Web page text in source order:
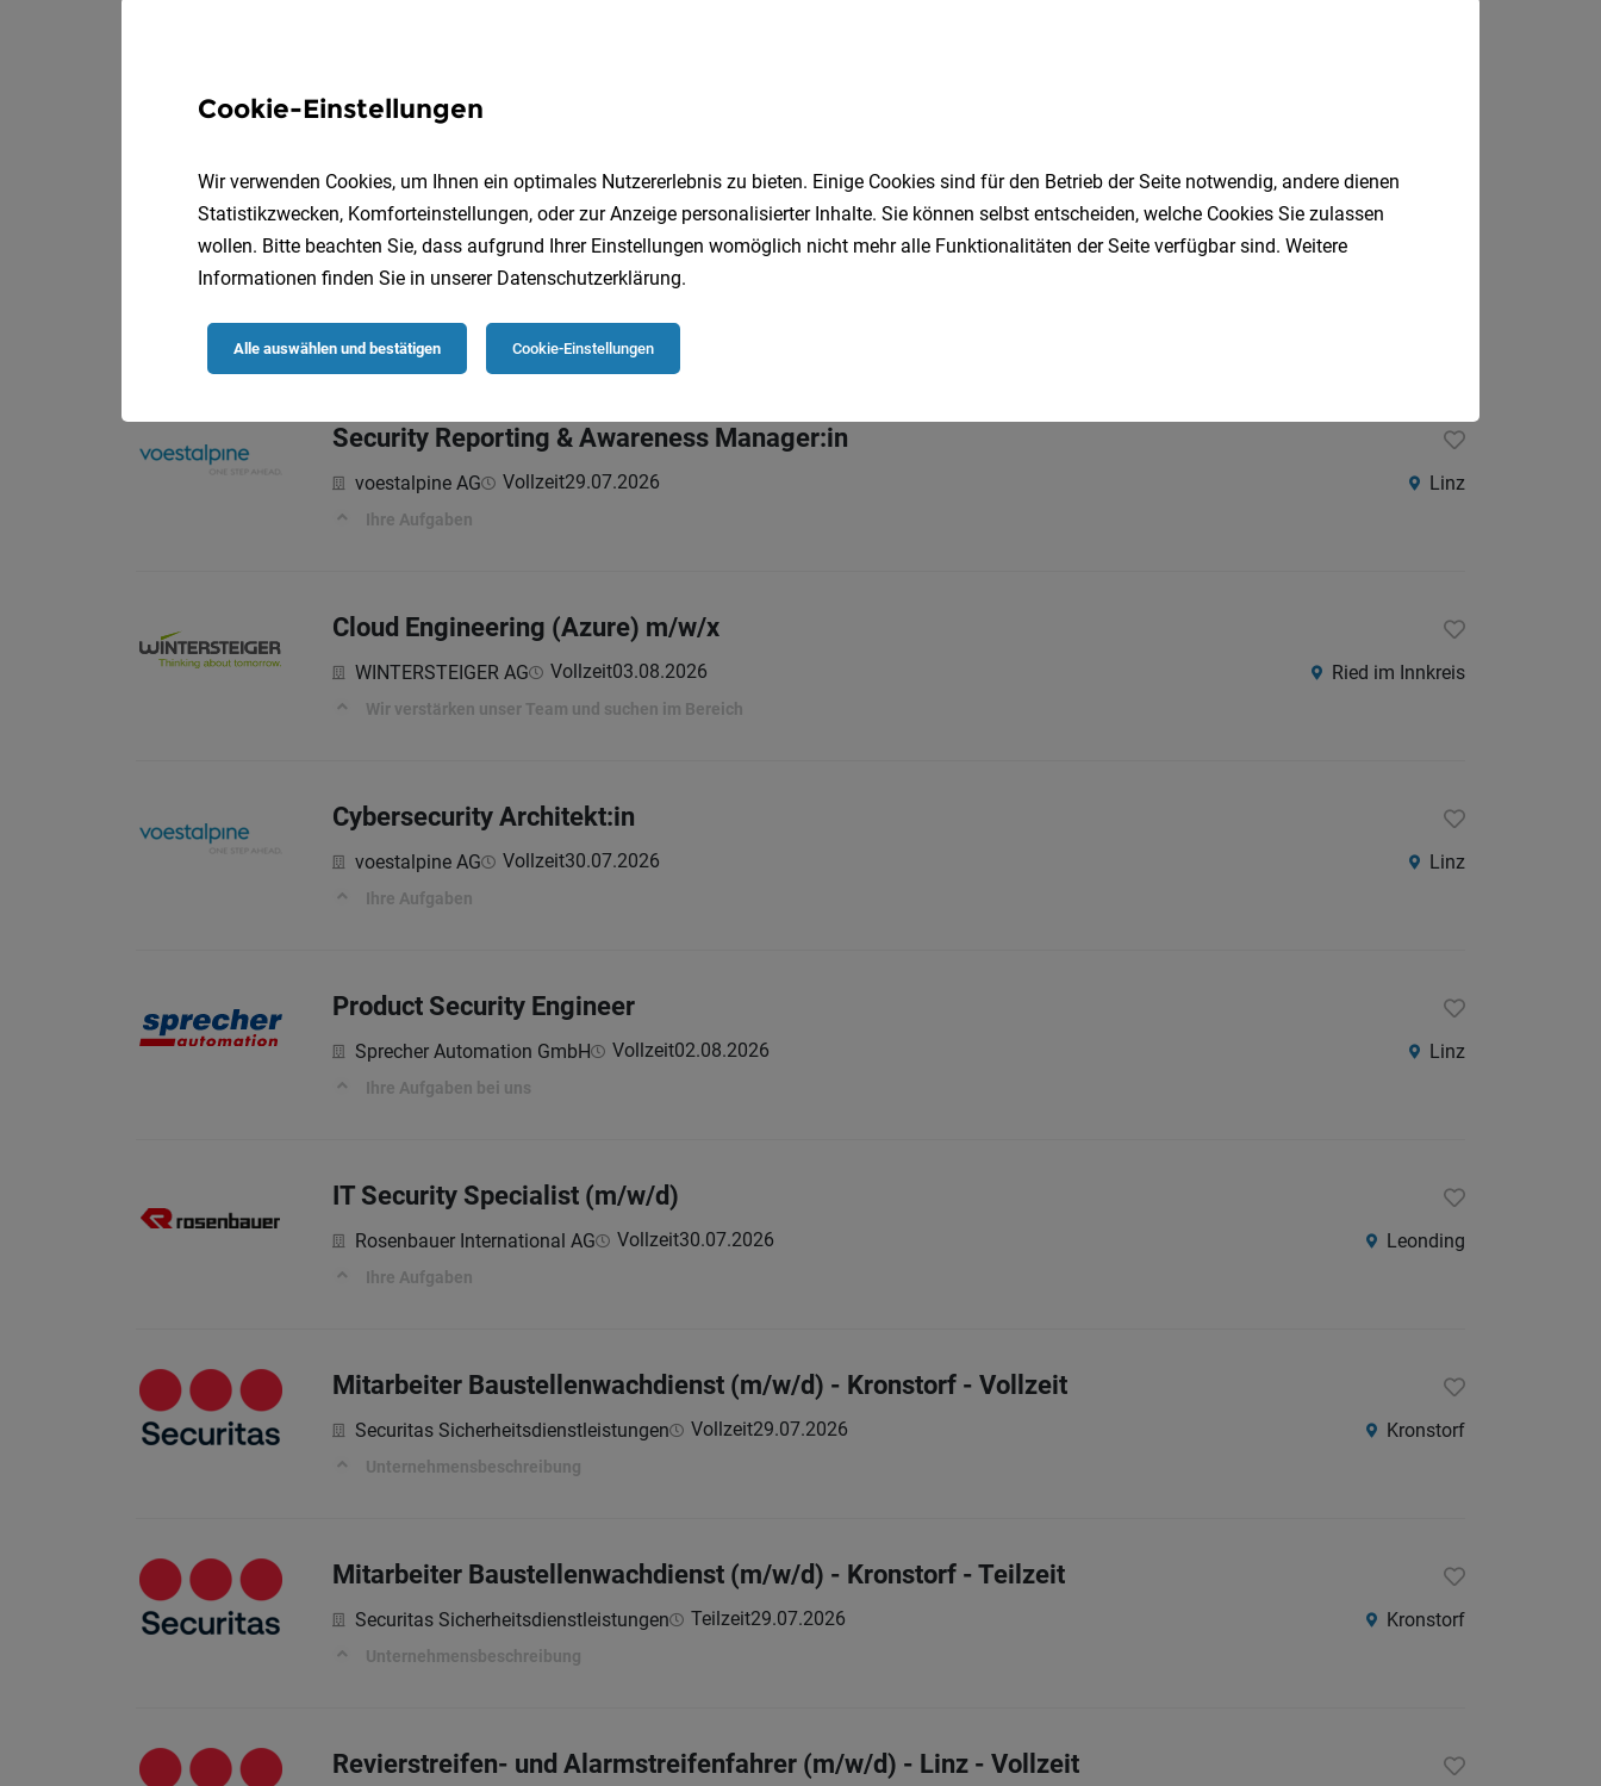
Securitas Sicherheitsdienstleistungen
Informationssicherheitsbeauftragte:n im Bereich Leittechnik (ALL GENDERS)
Vollzeit | Teilzeit
Security Reporting & Awareness Manager:in
voestalpine AG Vollzeit29.07.2026 Linz
Ihre Aufgaben
Cloud Engineering (Azure) m/w/x
WINTERSTEIGER AG Vollzeit03.08.2026 Ried im Innkreis
Wir verstärken unser Team und suchen im Bereich
Cybersecurity Architekt:in
voestalpine AG Vollzeit30.07.2026 Linz
Ihre Aufgaben
Product Security Engineer
Sprecher Automation GmbH Vollzeit02.08.2026 Linz
Ihre Aufgaben bei uns
IT Security Specialist (m/w/d)
Rosenbauer International AG Vollzeit30.07.2026 Leonding
Ihre Aufgaben
Mitarbeiter Baustellenwachdienst (m/w/d) - Kronstorf - Vollzeit
Securitas Sicherheitsdienstleistungen Vollzeit29.07.2026 Kronstorf
Unternehmensbeschreibung
Mitarbeiter Baustellenwachdienst (m/w/d) - Kronstorf - Teilzeit
Securitas Sicherheitsdienstleistungen Teilzeit29.07.2026 Kronstorf
Unternehmensbeschreibung
Revierstreifen- und Alarmstreifenfahrer (m/w/d) - Linz - Vollzeit
Cookie-Einstellungen
Wir verwenden Cookies, um Ihnen ein optimales Nutzererlebnis zu bieten. Einige Cookies sind für den Betrieb der Seite notwendig, andere dienen
Statistikzwecken, Komforteinstellungen, oder zur Anzeige personalisierter Inhalte. Sie können selbst entscheiden, welche Cookies Sie zulassen
wollen. Bitte beachten Sie, dass aufgrund Ihrer Einstellungen womöglich nicht mehr alle Funktionalitäten der Seite verfügbar sind. Weitere
Informationen finden Sie in unserer Datenschutzerklärung.
Alle auswählen und bestätigen Cookie-Einstellungen